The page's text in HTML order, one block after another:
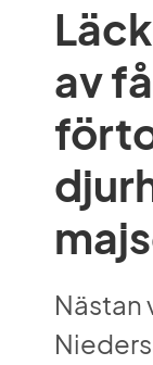
av
Nästan